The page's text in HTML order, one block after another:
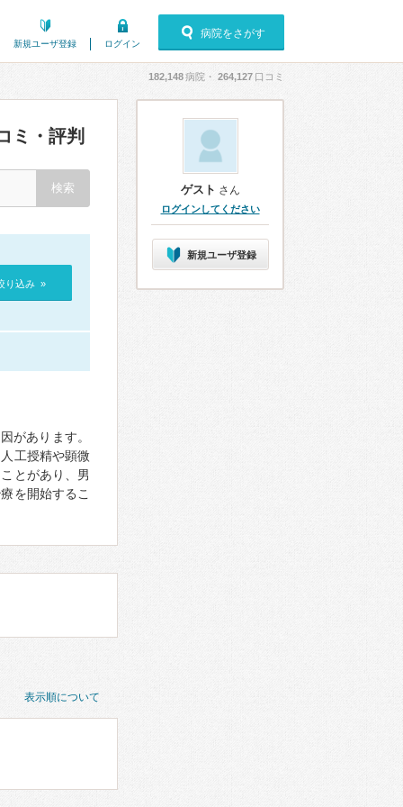
新規ユーザ登録 ログイン
病院をさがす
182,148病院・ 264,127 口コミ
ミ・評判
り込み »
があります。
工授精や顕微
とがあり、男
を開始するこ
表示順について
ゲスト さん
ログインしてください
新規ユーザ登録